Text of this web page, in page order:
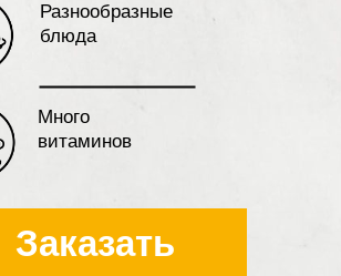
Разнообразные
блюда
Много
витаминов
Заказать